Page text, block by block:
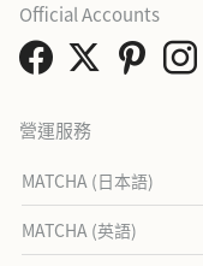
營運服務
MATCHA (日本語)
MATCHA (英語)
Official Accounts